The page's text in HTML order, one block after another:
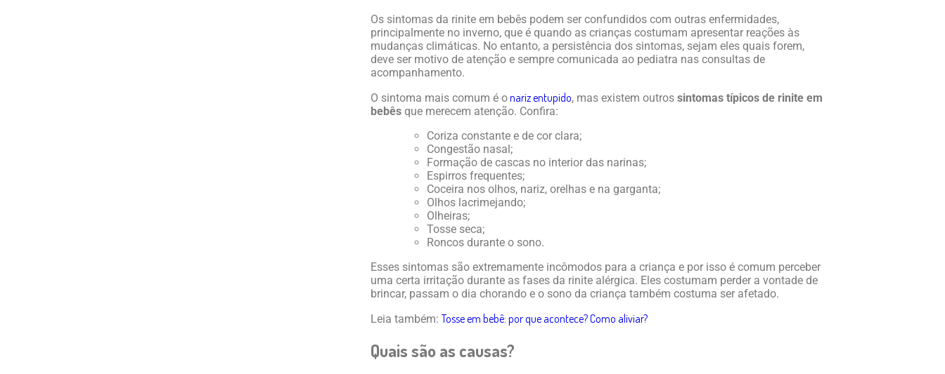
Os sintomas da rinite em bebês podem ser confundidos com outras enfermidades,
principalmente no inverno, que é quando as crianças costumam apresentar reações às
mudanças climáticas. No entanto, a persistência dos sintomas, sejam eles quais forem,
deve ser motivo de atenção e sempre comunicada ao pediatra nas consultas de
acompanhamento.
O sintoma mais comum é onariz entupido, mas existem outros sintomas típicos de rinite em
bebês que merecem atenção. Confira:
Coriza constante e de cor clara;
Congestão nasal;
Formação de cascas no interior das narinas;
Espirros frequentes;
Coceira nos olhos, nariz, orelhas e na garganta;
Olhos lacrimejando;
Olheiras;
Tosse seca;
Roncos durante o sono.
Esses sintomas são extremamente incômodos para a criança e por isso é comum perceber
uma certa irritação durante as fases da rinite alérgica. Eles costumam perder a vontade de
brincar, passam o dia chorando e o sono da criança também costuma ser afetado.
Leia também:Tosse em bebê: por que acontece? Como aliviar?
Quais são as causas?